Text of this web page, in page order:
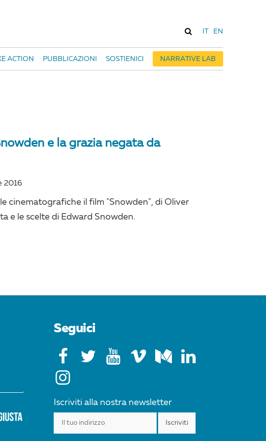
EN
ACTION PUBBLICAZIONI SOSTIENICI NARRATIVE LAB
e la grazia negata da
2016
cinematografiche il film "Snowden", di Oliver
e le scelte di Edward Snowden.
Seguici
Iscriviti alla nostra newsletter